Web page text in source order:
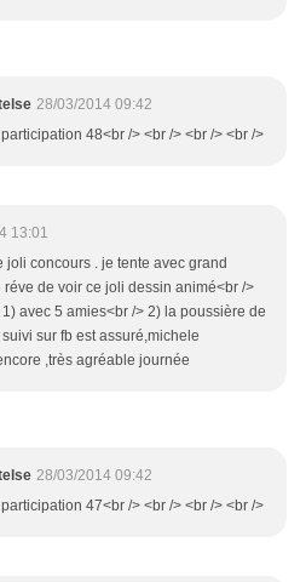
28/03/2014 09:42
48<br /> <br /> <br /> <br />
13:01
joli concours . je tente avec grand
de voir ce joli dessin animé<br />
avec 5 amies<br /> 2) la poussière de
sur fb est assuré,michele
,très agréable journée
28/03/2014 09:42
47<br /> <br /> <br /> <br />